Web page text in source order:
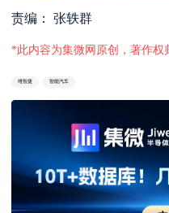
责编： 张轶群
*此内容为集微网原创，著作权
维智捷 智能汽车